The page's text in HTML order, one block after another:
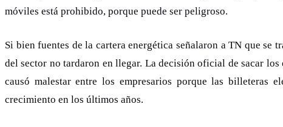
móviles está prohibido, porque puede ser peligroso.
Si bien fuentes de la cartera energética señalaron a TN que se
del sector no tardaron en llegar. La decisión oficial de sacar
causó malestar entre los empresarios porque las billeteras
crecimiento en los últimos años.